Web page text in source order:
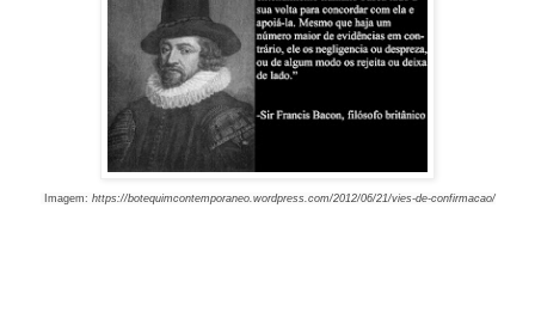
Imagem: https://botequimcontemporaneo.wordpress.com/2012/06/21/vies-de-confirmacao/